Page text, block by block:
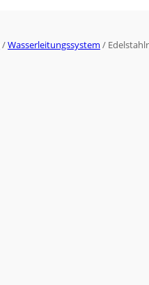
/Wasserleitungssystem /